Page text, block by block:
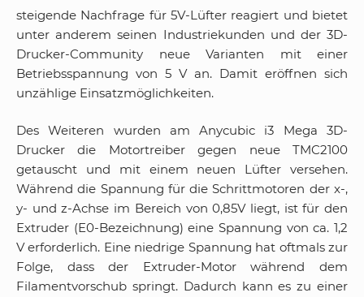
steigende Nachfrage für 5V-Lüfter reagiert und bietet
unter anderem seinen Industriekunden und der 3D-
Drucker-Community neue Varianten mit einer
Betriebsspannung von 5 V an. Damit eröffnen sich
unzählige Einsatzmöglichkeiten.
Des Weiteren wurden am Anycubic i3 Mega 3D-
Drucker die Motortreiber gegen neue TMC2100
getauscht und mit einem neuen Lüfter versehen.
Während die Spannung für die Schrittmotoren der x-,
y- und z-Achse im Bereich von 0,85V liegt, ist für den
Extruder (E0-Bezeichnung) eine Spannung von ca. 1,2
V erforderlich. Eine niedrige Spannung hat oftmals zur
Folge, dass der Extruder-Motor während dem
Filamentvorschub springt. Dadurch kann es zu einer